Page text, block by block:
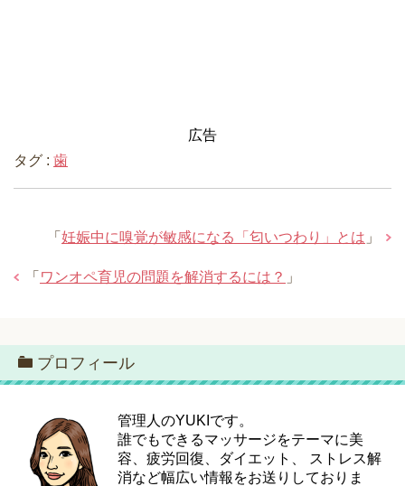
広告
タグ : 歯
「 妊娠中に嗅覚が敏感になる「匂いつわり」とは 」
「 ワンオペ育児の問題を解消するには？ 」
プロフィール
管理人のYUKIです。
誰でもできるマッサージをテーマに美
容、疲労回復、ダイエット、 ストレス解
消など幅広い情報をお送りしておりま